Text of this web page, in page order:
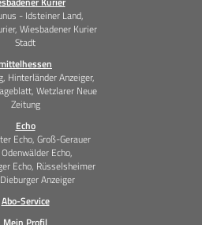
- Idsteiner Land,
Wiesbadener Kurier
Stadt
Hinterländer Anzeiger,
Wetzlarer Neue
Zeitung
Echo
Echo, Groß-Gerauer
Echo,
Echo, Rüsselsheimer
Anzeiger
Abo-Service